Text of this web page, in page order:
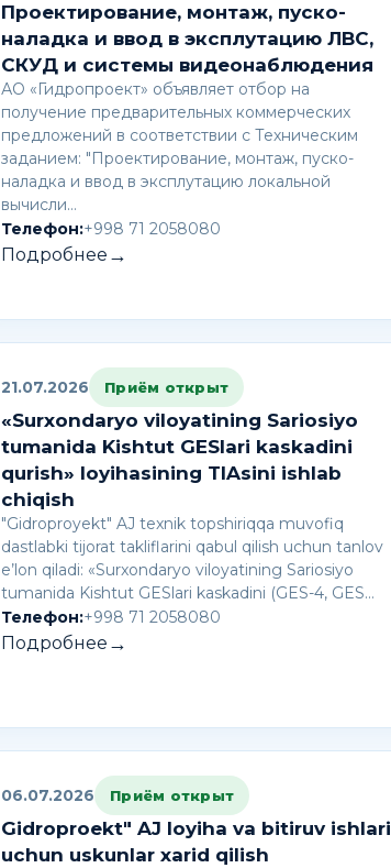
Проектирование, монтаж, пуско-
наладка и ввод в эксплутацию ЛВС,
СКУД и системы видеонаблюдения
АО «Гидропроект» объявляет отбор на
получение предварительных коммерческих
предложений в соответствии с Техническим
заданием: "Проектирование, монтаж, пуско-
наладка и ввод в эксплутацию локальной
вычисли…
Телефон:+998 71 2058080
Подробнее →
21.07.2026 Приём открыт
«Surxondaryo viloyatining Sariosiyo
tumanida Kishtut GESlari kaskadini
qurish» loyihasining TIAsini ishlab
chiqish
"Gidroproyekt" AJ texnik topshiriqqa muvofiq
dastlabki tijorat takliflarini qabul qilish uchun tanlov
e’lon qiladi: «Surxondaryo viloyatining Sariosiyo
tumanida Kishtut GESlari kaskadini (GES-4, GES…
Телефон:+998 71 2058080
Подробнее →
06.07.2026 Приём открыт
Gidroproekt" AJ loyiha va bitiruv ishlari
uchun uskunlar xarid qilish